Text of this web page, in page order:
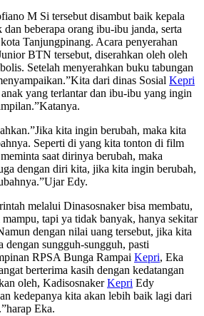
M Si tersebut disambut baik kepala
dan beberapa orang ibu-ibu janda, serta
Tanjungpinang. Acara penyerahan
BTN tersebut, diserahkan oleh oleh
Setelah menyerahkan buku tabungan
dari dinas Sosial Kepri
yang terlantar dan ibu-ibu yang ingin
kita ingin berubah, maka kita
Seperti di yang kita tonton di film
saat dirinya berubah, maka
dengan diri kita, jika kita ingin berubah,
Edy.
melalui Dinasosnaker bisa membatu,
tapi ya tidak banyak, hanya sekitar
dengan nilai uang tersebut, jika kita
dengan sungguh-sungguh, pasti
RPSA Bunga Rampai Kepri, Eka
berterima kasih dengan kedatangan
oleh, KadisosnakerKepri Edy
kedepanya kita akan lebih baik lagi dari
Eka.